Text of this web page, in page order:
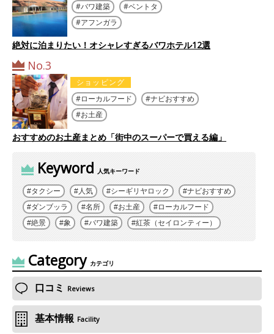
バワ建築
ベントタ
アフンガラ
絶対に泊まりたい！オシャレすぎるバワホテル12選
No.3
ショッピング
ローカルフード
ナビおすすめ
お土産
おすすめのお土産まとめ「街中のスーパーで買える編」
Keyword 人気キーワード
タクシー 人気 シーギリヤロック
ナビおすすめ
ダンブッラ
名所 お土産
ローカルフード
絶景
象 バワ建築 紅茶（セイロンティー）
Category カテゴリ
口コミ Reviews
基本情報 Facility